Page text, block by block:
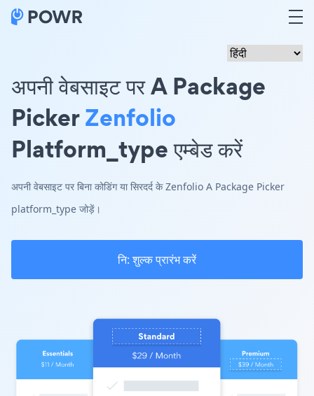
अपनी वेबसाइट पर A Package
PickerZenfolio
Platform_type एम्बेड करें
अपनी वेबसाइट पर बिना कोडिंग या सिरदर्द के Zenfolio A Package Picker
platform_type जोड़ें।
नि: शुल्क प्रारंभ करें